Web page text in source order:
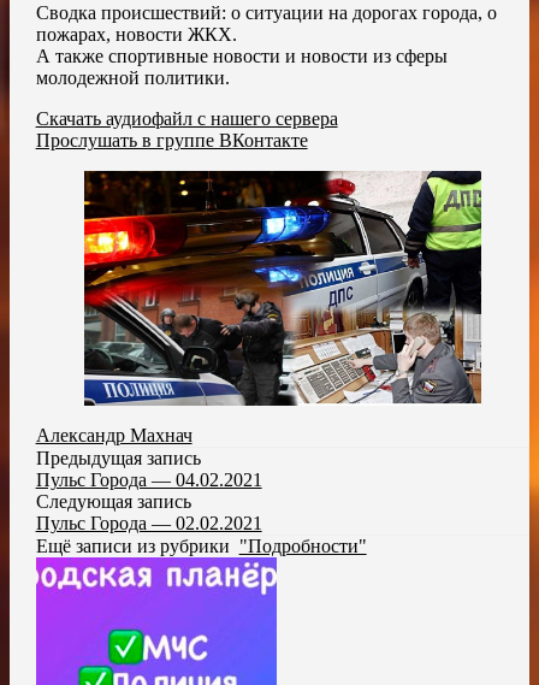
Сводка происшествий: о ситуации на дорогах города, о
пожарах, новости ЖКХ.
А также спортивные новости и новости из сферы
молодежной политики.
Скачать аудиофайл с нашего сервера
Прослушать в группе ВКонтакте
Александр Махнач
Предыдущая запись
Пульс Города — 04.02.2021
Следующая запись
Пульс Города — 02.02.2021
Ещё записи из рубрики "Подробности"